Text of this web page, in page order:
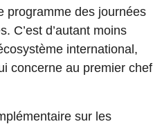
programme des journées
C’est d’autant moins
international,
concerne au premier chef
sur les